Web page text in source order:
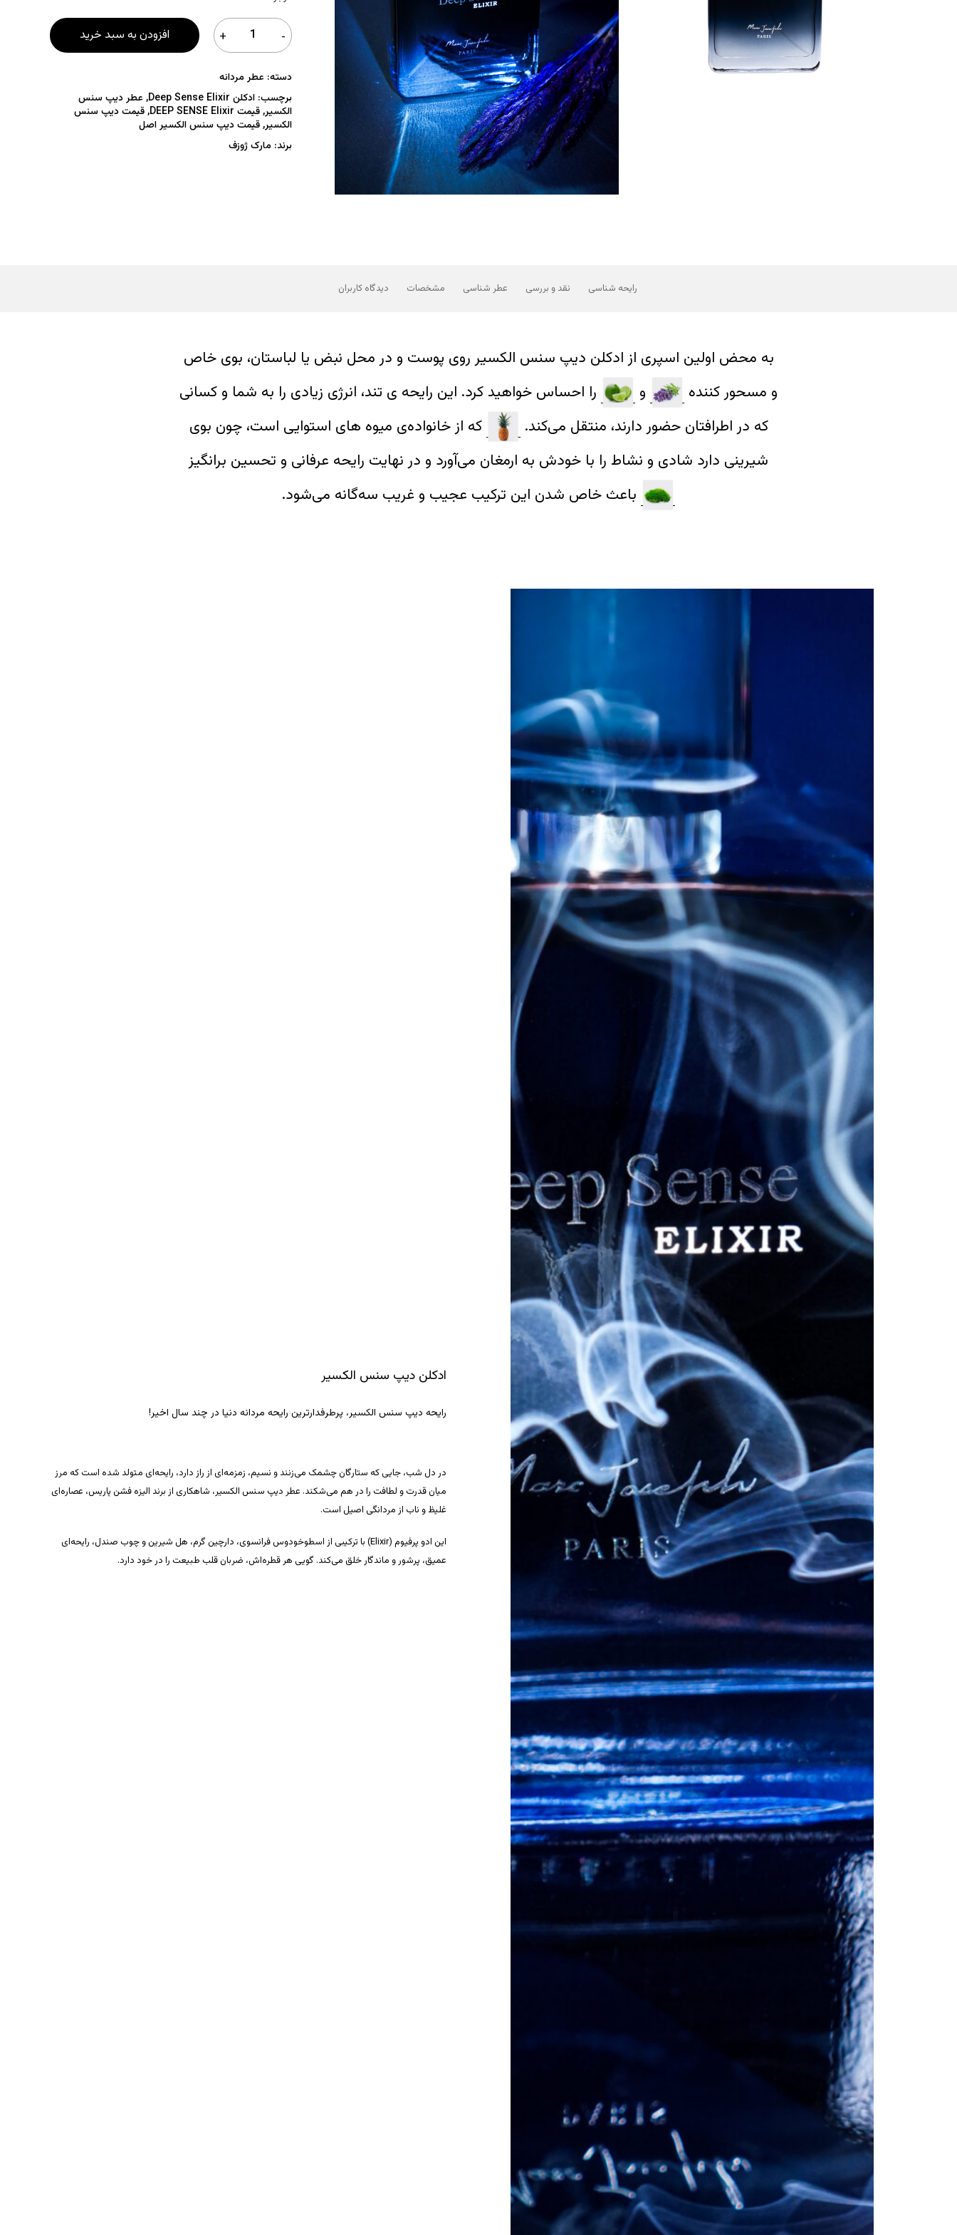
هیچ محصولی در سبد خرید نیست.
بازگشت به فروشگاه
افزودن به سبد خرید
دسته: عطر مردانه
برچسب: ادکلن Deep Sense Elixir , عطر دیپ سنس
الکسیر,قیمت DEEP SENSE Elixir ,قیمت دیپ سنس
الکسیر,قیمت دیپ سنس الکسیر اصل
برند: مارک ژوزف
رایحه شناسی نقد و بررسی عطر شناسی مشخصات دیدگاه کاربران
به محض اولین اسپری از ادکلن دیپ سنس الکسیر روی پوست و در محل نبض یا لباستان، بوی خاص
و مسحور کننده
و
را احساس خواهید کرد. این رایحه ی تند، انرژی زیادی را به شما و کسانی
که در اطرافتان حضور دارند، منتقل می‌کند.
که از خانواده‌ی میوه های استوایی است، چون بوی
شیرینی دارد شادی و نشاط را با خودش به ارمغان می‌آورد و در نهایت رایحه عرفانی و تحسین برانگیز
باعث خاص شدن این ترکیب عجیب و غریب سه‌گانه می‌شود.
ادکلن دیپ سنس الکسیر
رایحه دیپ سنس الکسیر، پرطرفدارترین رایحه مردانه دنیا در چند سال اخیر!
در دل شب، جایی که ستارگان چشمک می‌زنند و نسیم، زمزمه‌ای از راز دارد، رایحه‌ای متولد شده است که مرز
میان قدرت و لطافت را در هم می‌شکند. عطر دیپ سنس الکسیر، شاهکاری از برند الیزه فشن پاریس، عصاره‌ای
غلیظ و ناب از مردانگی اصیل است.
این ادو پرفیوم (Elixir) با ترکیبی از اسطوخودوس فرانسوی، دارچین گرم، هل شیرین و چوب صندل، رایحه‌ای
عمیق، پرشور و ماندگار خلق می‌کند. گویی هر قطره‌اش، ضربان قلب طبیعت را در خود دارد.